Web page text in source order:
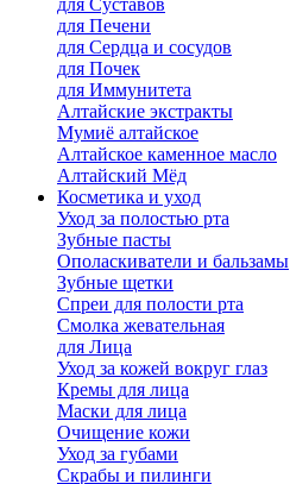
для Cуставов
для Печени
для Сердца и сосудов
для Почек
для Иммунитета
Алтайские экстракты
Мумиё алтайское
Алтайское каменное масло
Алтайский Мёд
Косметика и уход
Уход за полостью рта
Зубные пасты
Ополаскиватели и бальзамы
Зубные щетки
Спреи для полости рта
Смолка жевательная
для Лица
Уход за кожей вокруг глаз
Кремы для лица
Маски для лица
Очищение кожи
Уход за губами
Скрабы и пилинги